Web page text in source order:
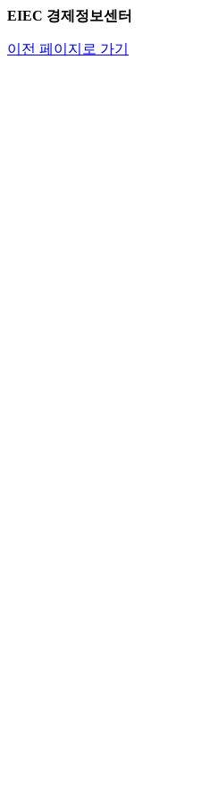
EIEC 경제정보센터
이전 페이지로 가기